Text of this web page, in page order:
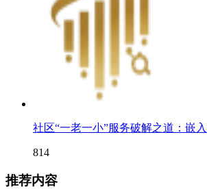
社区“一老一小”服务破解之道：嵌
814
推荐内容